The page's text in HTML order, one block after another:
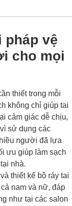
pháp vệ
cho mọi
thiết trong mỗi
không chỉ giúp tai
cảm giác dễ chịu,
sử dụng các
người đã lựa
ưu giúp làm sạch
nhà.
thiết kế bộ ráy tai
nam và nữ, đáp
như tại các salon